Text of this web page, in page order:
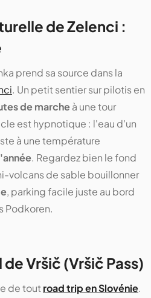
de Zelenci :
prend sa source dans la
. Un petit sentier sur pilotis en
de marcheà une tour
est hypnotique : l'eau d'un
à une température
. Regardez bien le fond
volcans de sable bouillonner
, parking facile juste au bord
Podkoren.
Vršič (Vršič Pass)
de tout road trip en Slovénie.